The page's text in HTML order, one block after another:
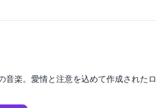
音楽。愛情と注意を込めて作成されたロ